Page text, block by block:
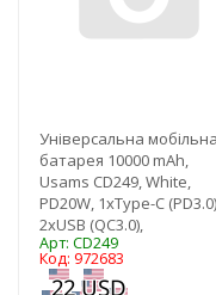
Універсальна мобільна
батарея 10000 mAh,
Usams CD249, White,
PD20W, 1xType-C (PD3.0),
2xUSB (QC3.0),
Арт: CD249
Код: 972683